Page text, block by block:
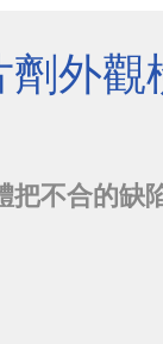
外觀
把不合的缺